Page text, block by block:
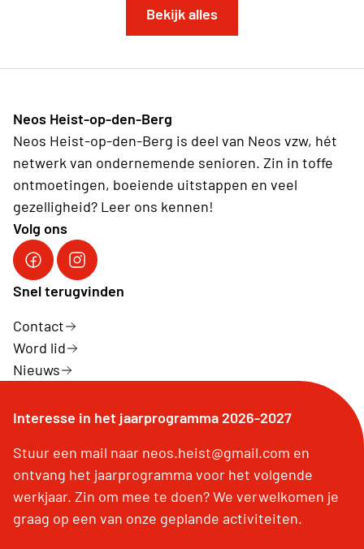
Bekijk alles
Neos Heist-op-den-Berg
Neos Heist-op-den-Berg is deel van Neos vzw, hét
netwerk van ondernemende senioren. Zin in toffe
ontmoetingen, boeiende uitstappen en veel
gezelligheid? Leer ons kennen!
Volg ons
Volg ons op Facebook
Volg ons op Instagram
Snel terugvinden
Contact
Word lid
Nieuws
Interesse in het jaarprogramma 2026-2027
Stuur een mail naar neos.heist@gmail.com en
ontvang het jaarprogramma voor het volgende
werkjaar. Zin om mee te doen? We verwelkomen je
graag op een van onze geplande activiteiten.